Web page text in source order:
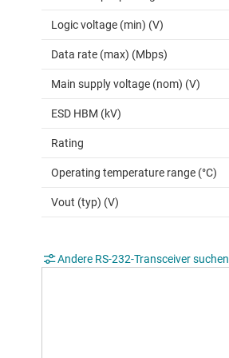
Logic voltage (min) (V)
Data rate (max) (Mbps)
Main supply voltage (nom) (V)
ESD HBM (kV)
Rating
Operating temperature range (°C)
Vout (typ) (V)
Andere RS-232-Transceiver suchen